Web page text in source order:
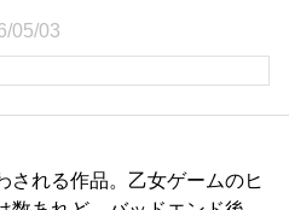
05/03
される作品。乙女ゲームのヒ